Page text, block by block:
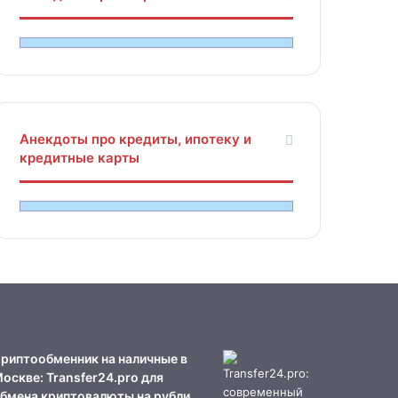
Анекдоты про кредиты, ипотеку и
кредитные карты
на наличные в
Transfer24.pro для